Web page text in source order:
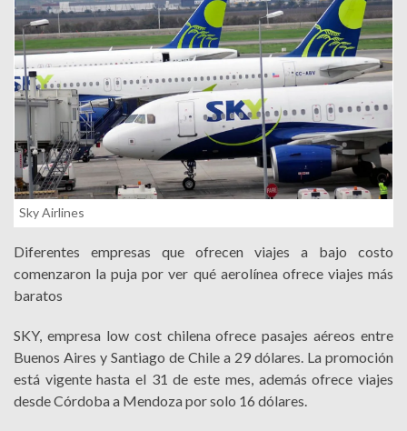
Sky Airlines
Diferentes empresas que ofrecen viajes a bajo costo
comenzaron la puja por ver qué aerolínea ofrece viajes más
baratos
SKY, empresa low cost chilena ofrece pasajes aéreos entre
Buenos Aires y Santiago de Chile a 29 dólares. La promoción
está vigente hasta el 31 de este mes, además ofrece viajes
desde Córdoba a Mendoza por solo 16 dólares.